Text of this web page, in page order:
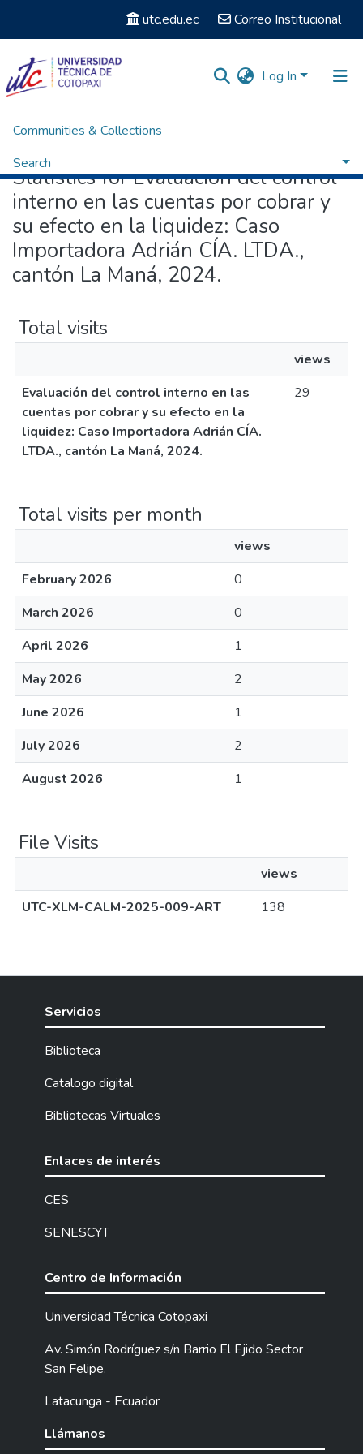
utc.edu.ec Correo Institucional
Log In
Communities & Collections
Search
Home Statistics
Statistics for Evaluación del control
interno en las cuentas por cobrar y
su efecto en la liquidez: Caso
Importadora Adrián CÍA. LTDA.,
cantón La Maná, 2024.
Total visits
views
Evaluación del control interno en las
cuentas por cobrar y su efecto en la
liquidez: Caso Importadora Adrián CÍA.
LTDA., cantón La Maná, 2024.
29
Total visits per month
views
February 2026
0
March 2026
0
April 2026
1
May 2026
2
June 2026
1
July 2026
2
August 2026
1
File Visits
views
UTC-XLM-CALM-2025-009-ART
138
Servicios
Biblioteca
Catalogo digital
Bibliotecas Virtuales
Enlaces de interés
CES
SENESCYT
Centro de Información
Universidad Técnica Cotopaxi
Av. Simón Rodríguez s/n Barrio El Ejido Sector
San Felipe.
Latacunga - Ecuador
Llámanos